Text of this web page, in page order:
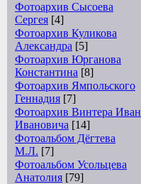
Фотоархив Сысоева
Сергея [4]
Фотоархив Куликова
Александра [5]
Фотоархив Юрганова
Константина [8]
Фотоархив Ямпольского
Геннадия [7]
Фотоархив Винтера Иван
Ивановича [14]
Фотоальбом Дёгтева
М.Л. [7]
Фотоальбом Усольцева
Анатолия [79]